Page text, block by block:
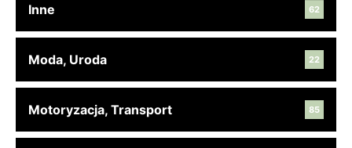
Inne 62
Moda, Uroda 22
Motoryzacja, Transport 85